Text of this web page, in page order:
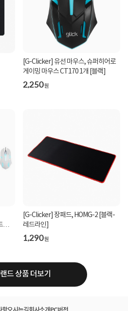
[G-Clicker] 유선 마우스, 슈퍼히어로
게이밍 마우스 CT170 1개 [블랙]
2,250원
[G-Clicker] 장패드, HOMG-2 [블랙-
레드라인]
1,290원
드 상품 더보기